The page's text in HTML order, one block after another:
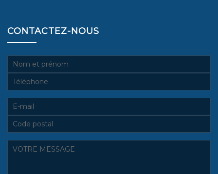
CONTACTEZ-NOUS